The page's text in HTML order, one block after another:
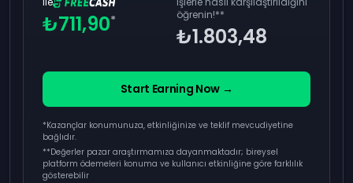
₺711,90*
öğrenin!**
₺1.803,48
Start Earning Now →
*Kazançlar konumunuza, etkinliğinize ve teklif mevcudiyetine
bağlıdır.
**Değerler pazar araştırmamıza dayanmaktadır; bireysel
platform ödemeleri konuma ve kullanıcı etkinliğine göre farklılık
gösterebilir